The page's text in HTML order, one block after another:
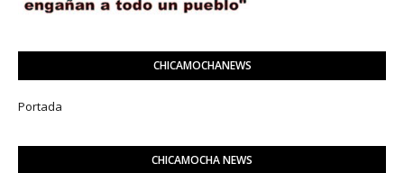
CHICAMOCHANEWS
Portada
CHICAMOCHA NEWS